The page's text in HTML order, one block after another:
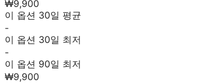
₩9,900
이 옵션 30일 평균
-
이 옵션 30일 최저
-
이 옵션 90일 최저
₩9,900